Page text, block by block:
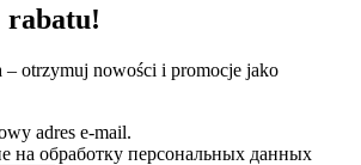
rabatu!
– otrzymuj nowości i promocje jako
adres e-mail.
на обработку персональных данных